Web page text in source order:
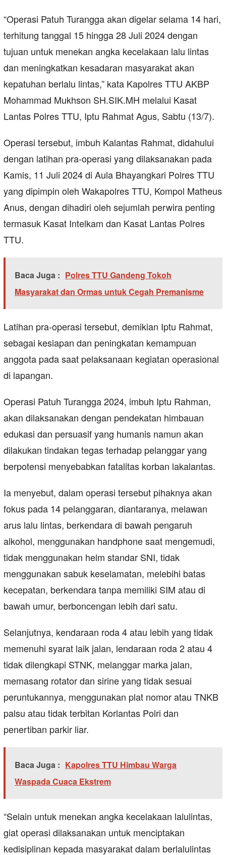
“Operasi Patuh Turangga akan digelar selama 14 hari,
terhitung tanggal 15 hingga 28 Juli 2024 dengan
tujuan untuk menekan angka kecelakaan lalu lintas
dan meningkatkan kesadaran masyarakat akan
kepatuhan berlalu lintas,” kata Kapolres TTU AKBP
Mohammad Mukhson SH.SIK.MH melalui Kasat
Lantas Polres TTU, Iptu Rahmat Agus, Sabtu (13/7).
Operasi tersebut, imbuh Kalantas Rahmat, didahului
dengan latihan pra-operasi yang dilaksanakan pada
Kamis, 11 Juli 2024 di Aula Bhayangkari Polres TTU
yang dipimpin oleh Wakapolres TTU, Kompol Matheus
Anus, dengan dihadiri oleh sejumlah perwira penting
termasuk Kasat Intelkam dan Kasat Lantas Polres
TTU.
Baca Juga : Polres TTU Gandeng Tokoh
Masyarakat dan Ormas untuk Cegah Premanisme
Latihan pra-operasi tersebut, demikian Iptu Rahmat,
sebagai kesiapan dan peningkatan kemampuan
anggota pada saat pelaksanaan kegiatan operasional
di lapangan.
Operasi Patuh Turangga 2024, imbuh Iptu Rahman,
akan dilaksanakan dengan pendekatan himbauan
edukasi dan persuasif yang humanis namun akan
dilakukan tindakan tegas terhadap pelanggar yang
berpotensi menyebabkan fatalitas korban lakalantas.
Ia menyebut, dalam operasi tersebut pihaknya akan
fokus pada 14 pelanggaran, diantaranya, melawan
arus lalu lintas, berkendara di bawah pengaruh
alkohol, menggunakan handphone saat mengemudi,
tidak menggunakan helm standar SNI, tidak
menggunakan sabuk keselamatan, melebihi batas
kecepatan, berkendara tanpa memiliki SIM atau di
bawah umur, berboncengan lebih dari satu.
Selanjutnya, kendaraan roda 4 atau lebih yang tidak
memenuhi syarat laik jalan, lendaraan roda 2 atau 4
tidak dilengkapi STNK, melanggar marka jalan,
memasang rotator dan sirine yang tidak sesuai
peruntukannya, menggunakan plat nomor atau TNKB
palsu atau tidak terbitan Korlantas Polri dan
penertiban parkir liar.
Baca Juga : Kapolres TTU Himbau Warga
Waspada Cuaca Ekstrem
“Selain untuk menekan angka kecelakaan lalulintas,
giat operasi dilaksanakan untuk menciptakan
kedisiplinan kepada masyarakat dalam berlalulintas